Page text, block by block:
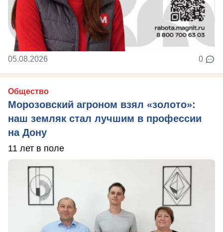
05.08.2026 0
Общество
Морозовский агроном взял «золото»:
наш земляк стал лучшим в профессии
на Дону
11 лет в поле